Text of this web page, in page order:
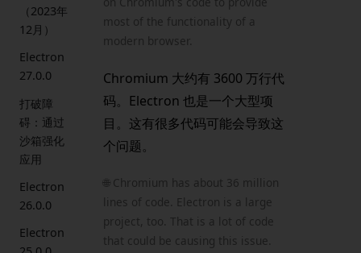
（2023年
12月）
Electron
27.0.0
打破障
碍：通过
沙箱强化
应用
Electron
26.0.0
Electron
most of the functionality of a
modern browser.
Chromium 大约有 3600 万行代
码。Electron 也是一个大型项
目。这有很多代码可能会导致这
个问题。
🌐 Chromium has about 36 million
lines of code. Electron is a large
project, too. That is a lot of code
that could be causing this issue.